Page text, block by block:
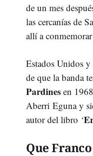
de un mes
las cercanías de
allí a
Estados Unidos
de que la banda
Pardines en
Aberri Eguna y
autor del libro ‘
Que